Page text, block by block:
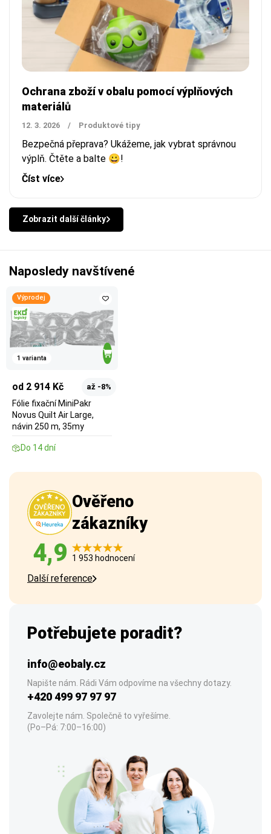
Ochrana zboží v obalu pomocí výplňových
materiálů
12. 3. 2026 / Produktové tipy
Bezpečná přeprava? Ukážeme, jak vybrat správnou
výplň. Čtěte a balte 😀!
Číst více
Zobrazit další články
Naposledy navštívené
Výprodej
1 varianta
od 2 914 Kč až -8%
Fólie fixační MiniPakr
Novus Quilt Air Large,
návin 250 m, 35my
Do 14 dní
Ověřeno
zákazníky
4,9 1 953 hodnocení
Další reference
Potřebujete poradit?
info@eobaly.cz
Napište nám. Rádi Vám odpovíme na všechny dotazy.
+420 499 97 97 97
Zavolejte nám. Společně to vyřešíme.
(Po–Pá: 7:00–16:00)